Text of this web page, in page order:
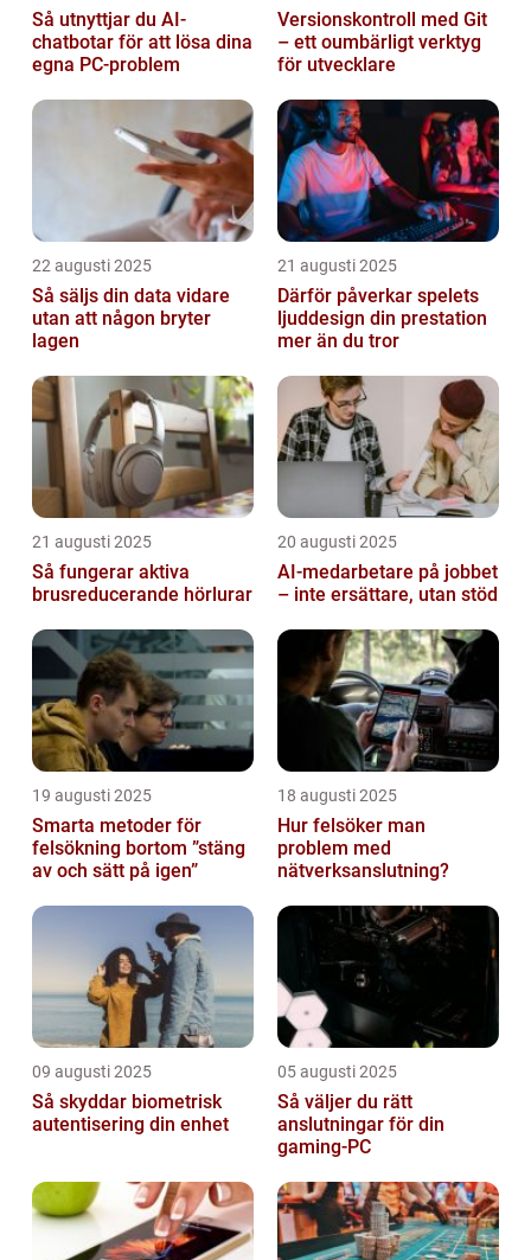
Så utnyttjar du AI-
chatbotar för att lösa dina
egna PC-problem
Versionskontroll med Git
– ett oumbärligt verktyg
för utvecklare
22 augusti 2025
Så säljs din data vidare
utan att någon bryter
lagen
21 augusti 2025
Därför påverkar spelets
ljuddesign din prestation
mer än du tror
21 augusti 2025
Så fungerar aktiva
brusreducerande hörlurar
20 augusti 2025
AI‑medarbetare på jobbet
– inte ersättare, utan stöd
19 augusti 2025
Smarta metoder för
felsökning bortom ”stäng
av och sätt på igen”
18 augusti 2025
Hur felsöker man
problem med
nätverksanslutning?
09 augusti 2025
Så skyddar biometrisk
autentisering din enhet
05 augusti 2025
Så väljer du rätt
anslutningar för din
gaming-PC